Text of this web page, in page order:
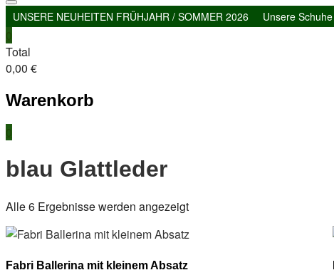
UNSERE NEUHEITEN FRÜHJAHR / SOMMER 2026 Unsere Schuhe
Total
0,00 €
Warenkorb
blau Glattleder
Alle 6 Ergebnisse werden angezeigtNach
sortiert
Fabri Ballerina mit kleinem Absatz